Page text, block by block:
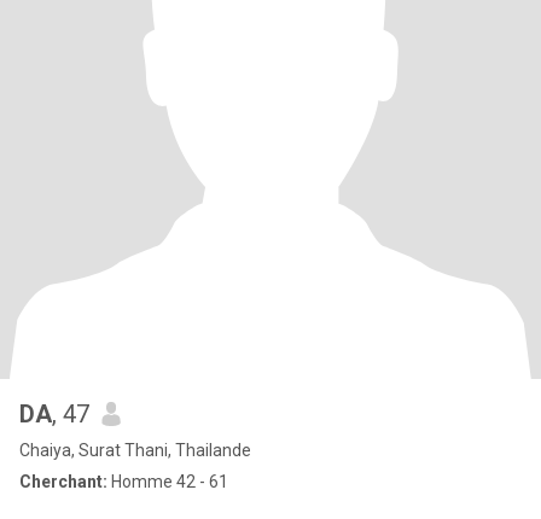
DA, 47
Chaiya, Surat Thani, Thailande
Cherchant: Homme 42 - 61